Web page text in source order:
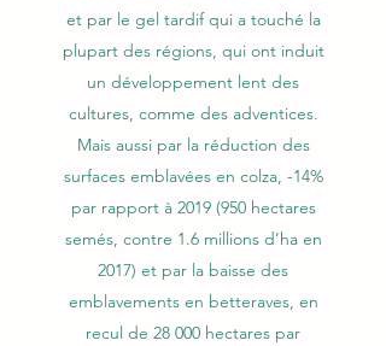
et par le gel tardif qui a touché la
plupart des régions, qui ont induit
un développement lent des
cultures, comme des adventices.
Mais aussi par la réduction des
surfaces emblavées en colza, -14%
par rapport à 2019 (950hectares
semés, contre 1.6 millions d’ha en
2017) et par la baisse des
emblavements en betteraves, en
recul de 28 000 hectares par